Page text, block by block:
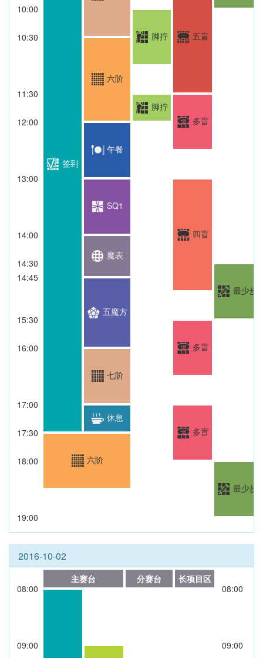
签到
五盲
10:00
脚拧
10:30
六阶
11:30
脚拧
多盲
12:00
午餐
13:00
SQ1
四盲
14:00
魔表
14:30
最少步
14:45
五魔方
15:30
多盲
16:00
七阶
17:00
休息
多盲
17:30
六阶
18:00
最少步
19:00
2016-10-02
主赛台 分赛台
长项目区
08:00
08:00
09:00 09:00